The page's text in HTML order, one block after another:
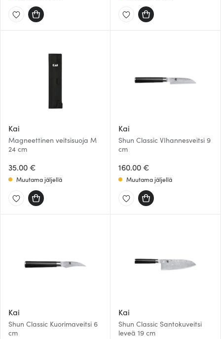
Kai
Magneettinen veitsisuoja M
24 cm
35.00 €
Muutama jäljellä
Kai
Shun Classic VIhannesveitsi 9
cm
160.00 €
Muutama jäljellä
Kai
Shun Classic Kuorimaveitsi 6
cm
Kai
Shun Classic Santokuveitsi
leveä 19 cm